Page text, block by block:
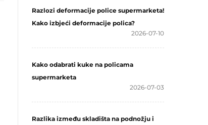
Razlozi deformacije police supermarketa!
Kako izbjeći deformacije polica?
2026-07-10
Kako odabrati kuke na policama
supermarketa
2026-07-03
Razlika između skladišta na podnožju i